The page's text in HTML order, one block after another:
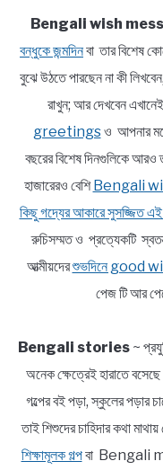
Bengali wish
বন্ধুকে জন্মদিনবা তার বিশেষ
বুঝে উঠতে পারছেন না কী
রাখুন; আর দেখবেন
greetingsও আপনার
বছরের বিশেষ দিনগুলিকে আরও
হাজারেরও বেশিBengali
কিছু গদ্যের আকারে সুসজ্জিত এই
রুচিসম্মত ও প্রত্যেকটি
আত্মীয়দেরশুভদিনে good
পেজ টি আর
Bengali stories ~
অনেক ক্ষেত্রেই হারাতে
গল্পের বই পড়া, স্কুলের পড়ার
তাই শিশুদের চাহিদার কথা
শিক্ষামূলক গল্পবা Bengali